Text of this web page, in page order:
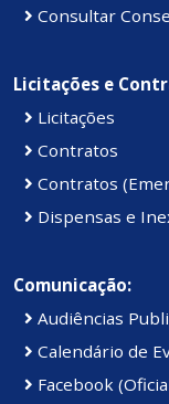
Consultar
Licitações e
Licitações
Contratos
Contratos
Dispensas e
Comunicação:
Audiências
Calendário de
Facebook